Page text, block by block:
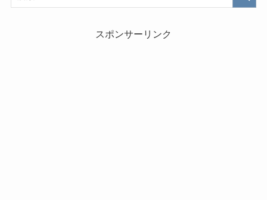
スポンサーリンク